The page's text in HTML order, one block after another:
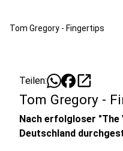
Tom Gregory - Fingertips
Teilen: open_in_new
Tom Gregory -
Nach erfolgloser "The
Deutschland